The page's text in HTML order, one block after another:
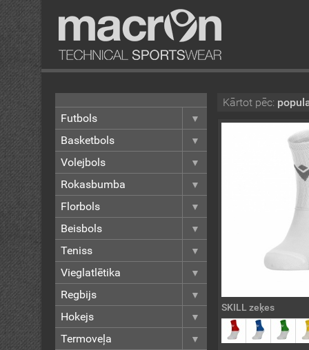
Futbols
Basketbols
Volejbols
Rokasbumba
Florbols
Beisbols
Teniss
Vieglatlētika
Regbijs
Hokejs
Termoveļa
Kārtot pēc:
SKILL zeķes